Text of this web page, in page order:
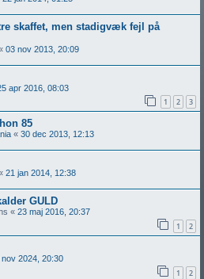
skaffet, men stadigvæk fejl på
03 nov 2013, 20:09
apr 2016, 08:03
1 2 3
85
« 30 dec 2013, 12:13
21 jan 2014, 12:38
GULD
« 23 maj 2016, 20:37
1 2
nov 2024, 20:30
1 2